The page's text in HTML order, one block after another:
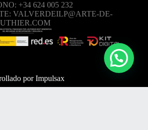
+34 624 005 232
VALVERDEILP@ARTE-DE-
porImpulsax